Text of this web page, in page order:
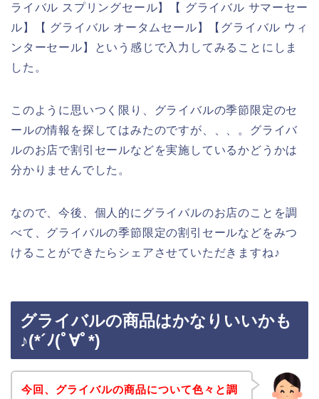
ライバル スプリングセール】【 グライバル サマーセー
ル】【 グライバル オータムセール】【グライバル ウィ
ンターセール】という感じで入力してみることにしま
した。
このように思いつく限り、グライバルの季節限定のセ
ールの情報を探してはみたのですが、、、。グライバ
ルのお店で割引セールなどを実施しているかどうかは
分かりませんでした。
なので、今後、個人的にグライバルのお店のことを調
べて、グライバルの季節限定の割引セールなどをみつ
けることができたらシェアさせていただきますね♪
グライバルの商品はかなりいいかも
♪(*´ﾉ(ﾟ∀ﾟ*)
今回、グライバルの商品について色々と調